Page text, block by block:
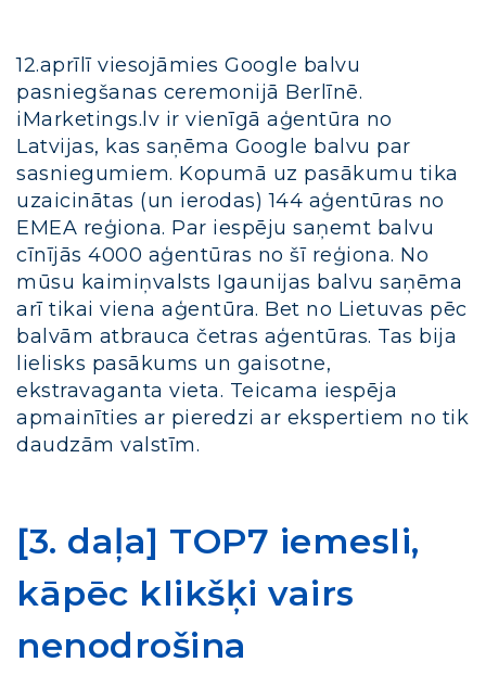
12.aprīlī viesojāmies Google balvu
pasniegšanas ceremonijā Berlīnē.
iMarketings.lv ir vienīgā aģentūra no
Latvijas, kas saņēma Google balvu par
sasniegumiem. Kopumā uz pasākumu tika
uzaicinātas (un ierodas) 144 aģentūras no
EMEA reģiona. Par iespēju saņemt balvu
cīnījās 4000 aģentūras no šī reģiona. No
mūsu kaimiņvalsts Igaunijas balvu saņēma
arī tikai viena aģentūra. Bet no Lietuvas pēc
balvām atbrauca četras aģentūras. Tas bija
lielisks pasākums un gaisotne,
ekstravaganta vieta. Teicama iespēja
apmainīties ar pieredzi ar ekspertiem no tik
daudzām valstīm.
[3. daļa] TOP7 iemesli,
kāpēc klikšķi vairs
nenodrošina